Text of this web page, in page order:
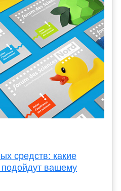
средств: какие
вашему